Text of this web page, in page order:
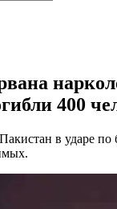
400
в ударе по